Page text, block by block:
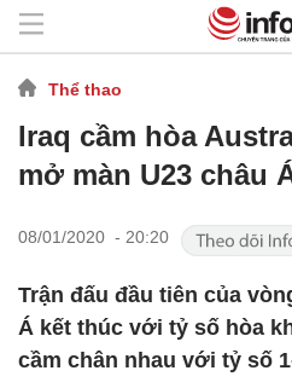
Thể thao
Iraq cầm hòa
mở màn U23 châu
08/01/2020 - 20:20
Trận đấu đầu tiên của
Á kết thúc với tỷ số hòa
cầm chân nhau với tỷ số